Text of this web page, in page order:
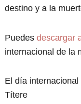
destino y a la
Puedes descargar
internacional de la
El día
Títere